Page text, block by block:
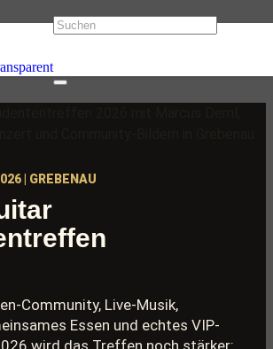
| GREBENAU
Community, Live-Musik,
Essen und echtes VIP-
wird das Treffen noch stärker: